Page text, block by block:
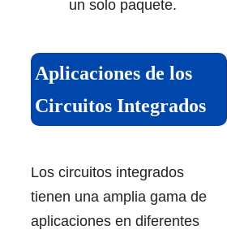
un solo paquete.
Aplicaciones de los
Circuitos Integrados
Los circuitos integrados
tienen una amplia gama de
aplicaciones en diferentes